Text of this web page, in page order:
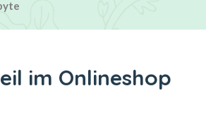
im Onlineshop